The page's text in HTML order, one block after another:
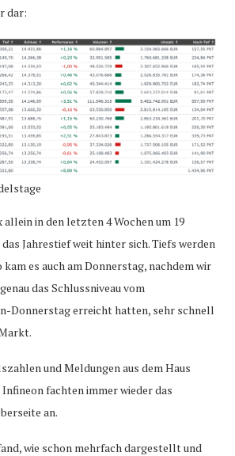
dar:
in den letzten 4 Wochen um 19
Jahrestief weit hinter sich. Tiefs werden
es auch am Donnerstag, nachdem wir
das Schlussniveau vom
Donnerstag erreicht hatten, sehr schnell
und Meldungen aus dem Haus
Infineon fachten immer wieder das
an.
wie schon mehrfach dargestellt und